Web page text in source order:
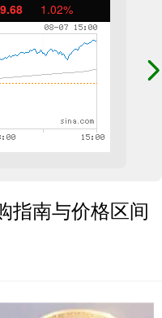
1.02%
指南与价格区间